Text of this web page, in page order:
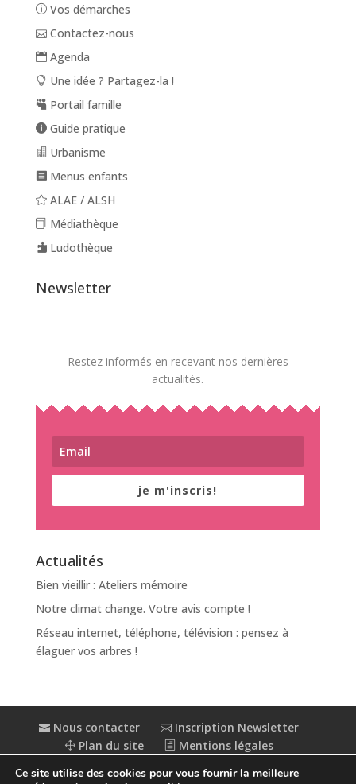
Vos démarches
Contactez-nous
Agenda
Une idée ? Partagez-la !
Portail famille
Guide pratique
Urbanisme
Menus enfants
ALAE / ALSH
Médiathèque
Ludothèque
Newsletter
Restez informés en recevant nos dernières
actualités.
je m'inscris!
Actualités
Bien vieillir : Ateliers mémoire
Notre climat change. Votre avis compte !
Réseau internet, téléphone, télévision : pensez à
élaguer vos arbres !
Nous contacter
Inscription Newsletter
Plan du site
Mentions légales
Ce site utilise des cookies pour vous fournir la meilleure